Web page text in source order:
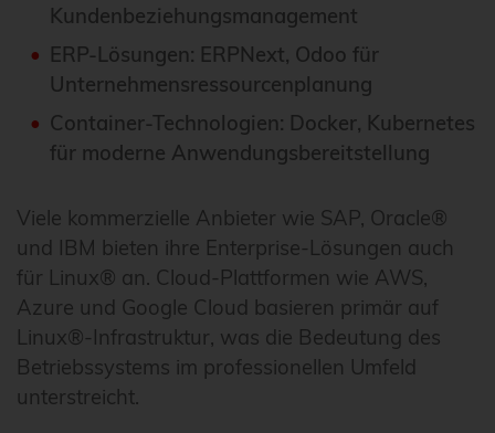
Kundenbeziehungsmanagement
ERP-Lösungen: ERPNext, Odoo für
Unternehmensressourcenplanung
Container-Technologien: Docker, Kubernetes
für moderne Anwendungsbereitstellung
Viele kommerzielle Anbieter wie SAP, Oracle®
und IBM bieten ihre Enterprise-Lösungen auch
für Linux® an. Cloud-Plattformen wie AWS,
Azure und Google Cloud basieren primär auf
Linux®-Infrastruktur, was die Bedeutung des
Betriebssystems im professionellen Umfeld
unterstreicht.